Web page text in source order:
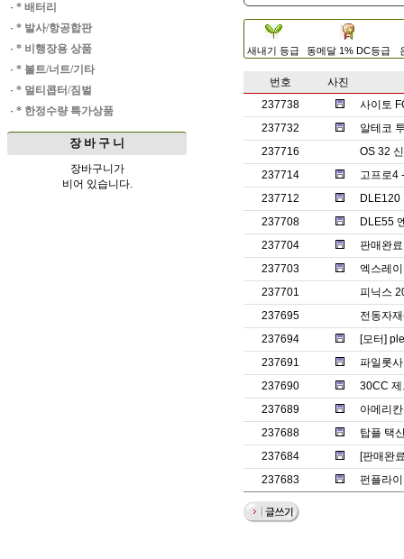
· * 배터리
· * 발사/항공합판
· * 비행장용 상품
· * 볼트/너트/기타
· * 멀티콥터/짐벌
· * 한정수량 특가상품
장 바 구 니
장바구니가
비어 있습니다.
새내기 등급 동메달 1% DC등급
번호
사진
237738
사이토
237732
알테코
237716
OS 32
237714
고프로4
237712
DLE120
237708
DLE55
237704
판매완
237703
엑스레
237701
피닉스
237695
전동자
237694
[모터]
237691
파일롯
237690
30CC
237689
아메리
237688
탑플 택
237684
[판매완
237683
펀플라